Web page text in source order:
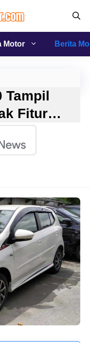
Motor Berita
Tampil
Fitur…